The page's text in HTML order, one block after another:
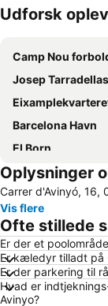
Udvid kort
Udforsk
Camp Nou
Josep Tarradellas
Barcelona Havn
El Born
Gràcia
Del Born
Sagrada Familia
El Poblenou
Sitgesstranden
El Raval
Oplysninger
Carrer d'Avinyó, 16,
Vis flere
Ofte stillede
Er der et
Er kæledyr tilladt på
Er der parkering til
Hvad er
Avinyo?